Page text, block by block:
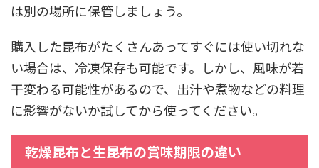
は別の場所に保管しましょう。
購入した昆布がたくさんあってすぐには使い切れな
い場合は、冷凍保存も可能です。しかし、風味が若
干変わる可能性があるので、出汁や煮物などの料理
に影響がないか試してから使ってください。
乾燥昆布と生昆布の賞味期限の違い